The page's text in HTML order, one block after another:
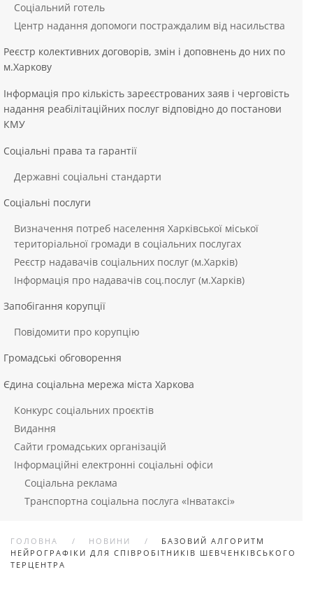
Соціальний готель
Центр надання допомоги постраждалим від насильства
Реєстр колективних договорів, змін і доповнень до них по
м.Харкову
Інформація про кількість зареєстрованих заяв і черговість
надання реабілітаційних послуг відповідно до постанови
КМУ
Соціальні права та гарантії
Державні соціальні стандарти
Соціальні послуги
Визначення потреб населення Харківської міської
територіальної громади в соціальних послугах
Реєстр надавачів соціальних послуг (м.Харків)
Інформація про надавачів соц.послуг (м.Харків)
Запобігання корупції
Повідомити про корупцію
Громадські обговорення
Єдина соціальна мережа міста Харкова
Конкурс соціальних проєктів
Видання
Сайти громадських організацій
Інформаційні електронні соціальні офіси
Соціальна реклама
Транспортна соціальна послуга «Інватаксі»
ГОЛОВНА НОВИНИ
БАЗОВИЙ АЛГОРИТМ
НЕЙРОГРАФІКИ ДЛЯ СПІВРОБІТНИКІВ ШЕВЧЕНКІВСЬКОГО
ТЕРЦЕНТРА